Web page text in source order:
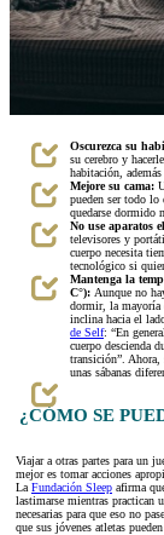
Oscurezca su
su cerebro y
habitación, además
Mejore su cama:
pueden ser todo lo
quedarse dormido
No use aparatos
televisores y
cuerpo necesita
tecnológico si
Mantenga la
C°): Aunque no
dormir, la mayoría
inclina hacia el
de Self: “En
cuerpo descienda
transición”.
unas sábanas
¿CÓMO SE
Viajar a otras partes para un
mejor es tomar acciones
La Fundación Sleep afirma
lastimarse mientras practican
necesarias para que eso no
que sus jóvenes atletas